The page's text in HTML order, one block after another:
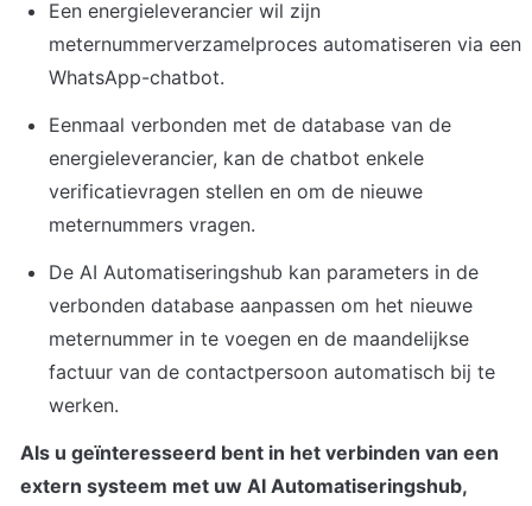
Een energieleverancier wil zijn
meternummerverzamelproces automatiseren via een
WhatsApp-chatbot.
Eenmaal verbonden met de database van de
energieleverancier, kan de chatbot enkele
verificatievragen stellen en om de nieuwe
meternummers vragen.
De AI Automatiseringshub kan parameters in de
verbonden database aanpassen om het nieuwe
meternummer in te voegen en de maandelijkse
factuur van de contactpersoon automatisch bij te
werken.
Als u geïnteresseerd bent in het verbinden van een
extern systeem met uw AI Automatiseringshub,